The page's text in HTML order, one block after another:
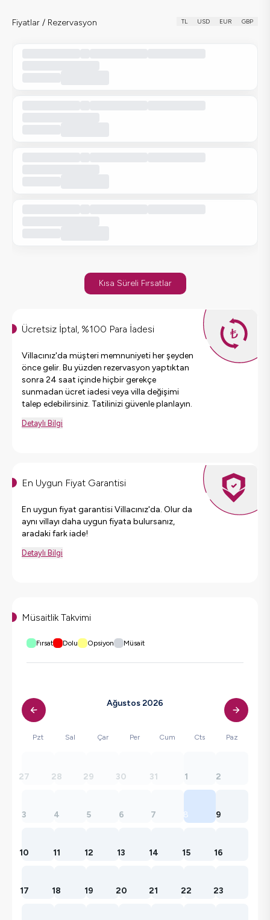
Fiyatlar / Rezervasyon TL USD EUR GBP
Kısa Süreli Fırsatlar
Ücretsiz İptal, %100 Para İadesi
Villacınız'da müşteri memnuniyeti her şeyden
önce gelir. Bu yüzden rezervasyon yaptıktan
sonra 24 saat içinde hiçbir gerekçe
sunmadan ücret iadesi veya villa değişimi
talep edebilirsiniz. Tatilinizi güvenle planlayın.
Detaylı Bilgi
En Uygun Fiyat Garantisi
En uygun fiyat garantisi Villacınız'da. Olur da
aynı villayı daha uygun fiyata bulursanız,
aradaki fark iade!
Detaylı Bilgi
Müsaitlik Takvimi
Fırsat Dolu Opsiyon Müsait
Ağustos 2026
Pzt Sal Çar Per Cum Cts Paz
27 28 29 30 31 1 2
3 4 5 6 7 8 9
10 11 12 13 14 15 16
17 18 19 20 21 22 23